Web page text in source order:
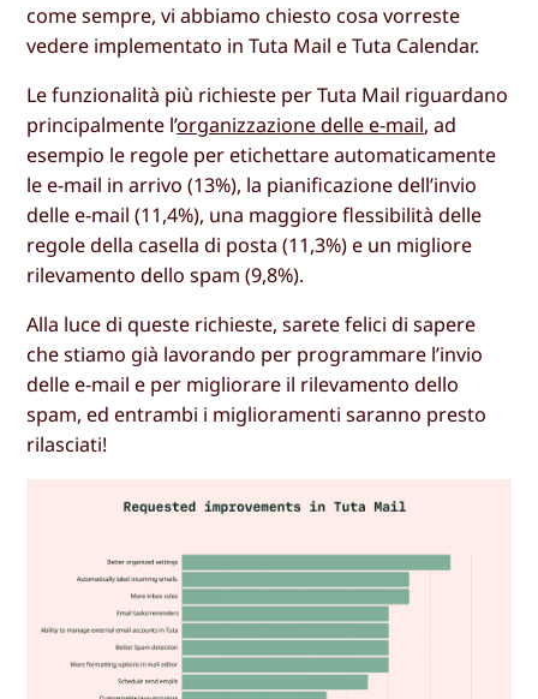
come sempre, vi abbiamo chiesto cosa vorreste
vedere implementato in Tuta Mail e Tuta Calendar.
Le funzionalità più richieste per Tuta Mail riguardano
principalmente l’organizzazione delle e-mail, ad
esempio le regole per etichettare automaticamente
le e-mail in arrivo (13%), la pianificazione dell’invio
delle e-mail (11,4%), una maggiore flessibilità delle
regole della casella di posta (11,3%) e un migliore
rilevamento dello spam (9,8%).
Alla luce di queste richieste, sarete felici di sapere
che stiamo già lavorando per programmare l’invio
delle e-mail e per migliorare il rilevamento dello
spam, ed entrambi i miglioramenti saranno presto
rilasciati!